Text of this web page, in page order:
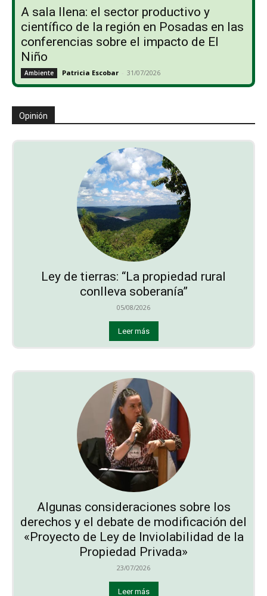
A sala llena: el sector productivo y
científico de la región en Posadas en las
conferencias sobre el impacto de El
Niño
Ambiente Patricia Escobar - 31/07/2026
Opinión
Ley de tierras: “La propiedad rural
conlleva soberanía”
05/08/2026
Leer más
Algunas consideraciones sobre los
derechos y el debate de modificación del
«Proyecto de Ley de Inviolabilidad de la
Propiedad Privada»
23/07/2026
Leer más